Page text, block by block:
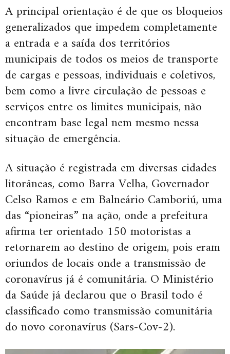
A principal orientação é de que os bloqueios
generalizados que impedem completamente
a entrada e a saída dos territórios
municipais de todos os meios de transporte
de cargas e pessoas, individuais e coletivos,
bem como a livre circulação de pessoas e
serviços entre os limites municipais, não
encontram base legal nem mesmo nessa
situação de emergência.
A situação é registrada em diversas cidades
litorâneas, como Barra Velha, Governador
Celso Ramos e em Balneário Camboriú, uma
das “pioneiras” na ação, onde a prefeitura
afirma ter orientado 150 motoristas a
retornarem ao destino de origem, pois eram
oriundos de locais onde a transmissão de
coronavírus já é comunitária. O Ministério
da Saúde já declarou que o Brasil todo é
classificado como transmissão comunitária
do novo coronavírus (Sars-Cov-2).